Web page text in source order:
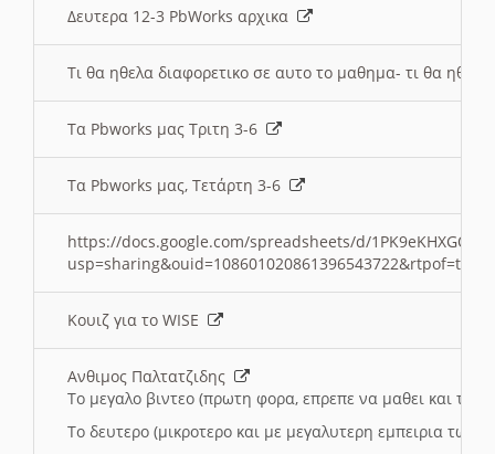
Δευτερα 12-3 PbWorks αρχικα
Τι θα ηθελα διαφορετικο σε αυτο το μαθημα- τι θα
Τα Pbworks μας Τριτη 3-6
Τα Pbworks μας, Τετάρτη 3-6
https://docs.google.com/spreadsheets/d/
Κουιζ για το WISE
Ανθιμος Παλτατζιδης
Το μεγαλο βιντεο (πρωτη φορα, επρεπε να μαθει και το
Το δευτερο (μικροτερο και με μεγαλυτερη εμπειρια